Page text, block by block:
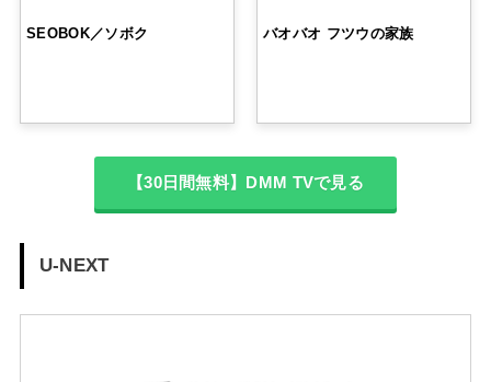
SEOBOK／ソボク バオバオ フツウの家族
【30日間無料】DMM TVで見る
U-NEXT